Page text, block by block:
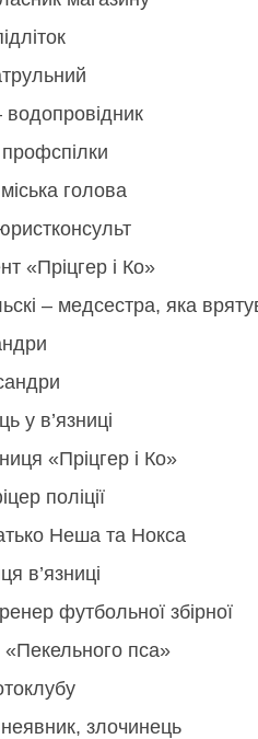
голова
«Пріцгер і Ко»
– медсестра, яка
у в’язниці
«Пріцгер і Ко»
поліції
Неша та Нокса
в’язниці
футбольної збірної
пса»
злочинець